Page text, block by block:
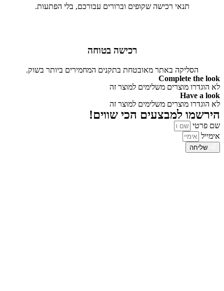
תנאי רכישה שקופים וברורים עבורכם, בלי הפתעות.
רכישה בטוחה
הסליקה באתר מאובטחת בתקנים המחמירים ביותר בשוק.
Complete the look
לא הוגדרו מוצרים משלימים למוצר זה
Have a look
לא הוגדרו מוצרים משלימים למוצר זה
הירשמו למבצעים הכי שווים!
שם פרטי
אימייל
שליחה